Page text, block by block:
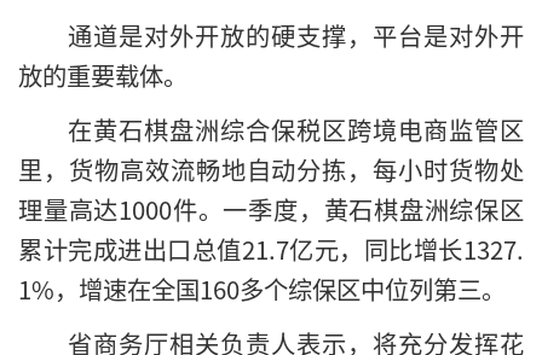
通道是对外开放的硬支撑，平台是对外开
放的重要载体。
在黄石棋盘洲综合保税区跨境电商监管区
里，货物高效流畅地自动分拣，每小时货物处
理量高达1000件。一季度，黄石棋盘洲综保区
累计完成进出口总值21.7亿元，同比增长1327.
1%，增速在全国160多个综保区中位列第三。
省商务厅相关负责人表示，将充分发挥花